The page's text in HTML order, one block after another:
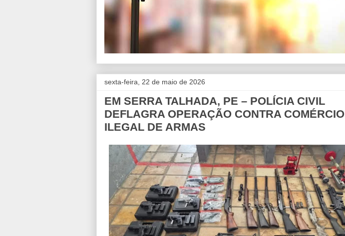
sexta-feira, 22 de maio de 2026
EM SERRA TALHADA, PE – POLÍCIA CIVIL
DEFLAGRA OPERAÇÃO CONTRA COMÉRCIO
ILEGAL DE ARMAS